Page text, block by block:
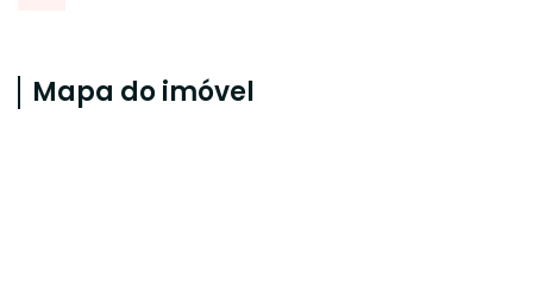
Mapa do imóvel